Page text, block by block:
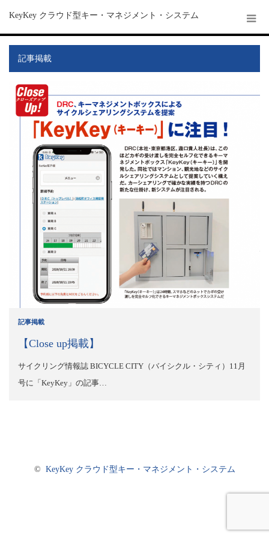
KeyKey クラウド型キー・マネジメント・システム
記事掲載
記事掲載
【Close up掲載】
サイクリング情報誌 BICYCLE CITY（バイシクル・シティ）11月
号に「KeyKey」の記事…
© KeyKey クラウド型キー・マネジメント・システム